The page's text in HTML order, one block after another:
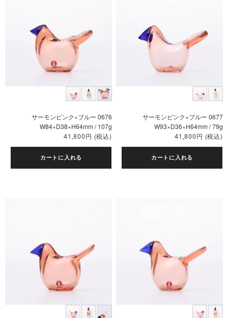
サーモンピンク×ブルー 0676
W84×D38×H64mm / 107g
41,800円 (税込)
カートに入れる
サーモンピンク×ブルー 0677
W93×D36×H64mm / 79g
41,800円 (税込)
カートに入れる